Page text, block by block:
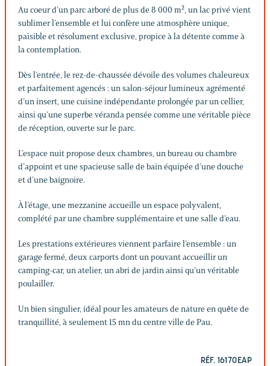
Au coeur d’un parc arboré de plus de 8 000 m², un lac privé vient
sublimer l’ensemble et lui confère une atmosphère unique,
paisible et résolument exclusive, propice à la détente comme à
la contemplation.
Dès l’entrée, le rez-de-chaussée dévoile des volumes chaleureux
et parfaitement agencés : un salon-séjour lumineux agrémenté
d’un insert, une cuisine indépendante prolongée par un cellier,
ainsi qu’une superbe véranda pensée comme une véritable pièce
de réception, ouverte sur le parc.
L’espace nuit propose deux chambres, un bureau ou chambre
d’appoint et une spacieuse salle de bain équipée d’une douche
et d’une baignoire.
À l’étage, une mezzanine accueille un espace polyvalent,
complété par une chambre supplémentaire et une salle d’eau.
Les prestations extérieures viennent parfaire l’ensemble : un
garage fermé, deux carports dont un pouvant accueillir un
camping-car, un atelier, un abri de jardin ainsi qu’un véritable
poulailler.
Un bien singulier, idéal pour les amateurs de nature en quête de
tranquillité, à seulement 15 mn du centre ville de Pau.
RÉF. 16170EAP